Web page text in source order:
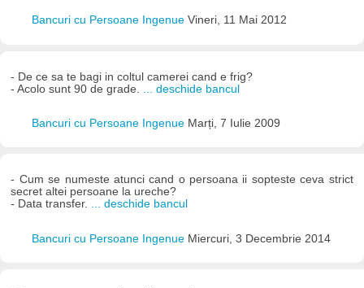
Bancuri cu Persoane Ingenue Vineri, 11 Mai 2012
- De ce sa te bagi in coltul camerei cand e frig?
- Acolo sunt 90 de grade.
... deschide bancul
Bancuri cu Persoane Ingenue Marți, 7 Iulie 2009
- Cum se numeste atunci cand o persoana ii sopteste ceva strict
secret altei persoane la ureche?
- Data transfer. ... deschide bancul
Bancuri cu Persoane Ingenue Miercuri, 3 Decembrie 2014